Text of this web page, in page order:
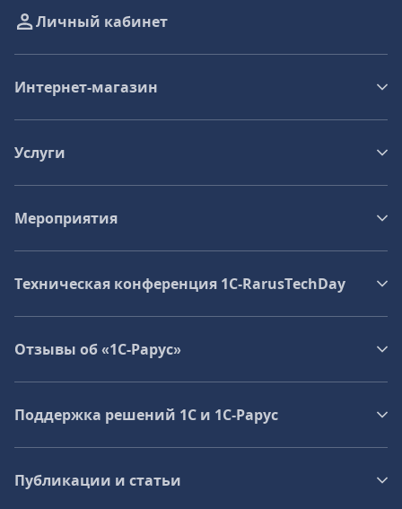
Личный кабинет
Интернет-магазин
Услуги
Мероприятия
Техническая конференция 1C‑RarusTechDay
Отзывы об «1С-Рарус»
Поддержка решений 1С и 1С‑Рарус
Публикации и статьи